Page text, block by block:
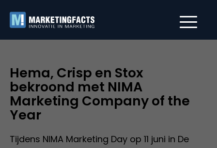
Hema, Crisp en Stox
bekroond met NIMA
Marketing Company of the
Year
Tijdens NIMA Marketing Day op 11 juni in De